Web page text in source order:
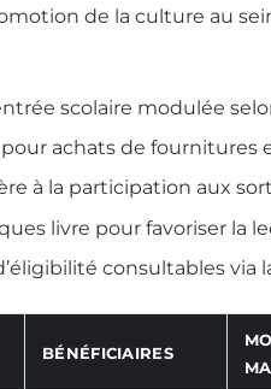
de la culture au
scolaire modulée
achats de fournitures
à la participation aux
livre pour favoriser la
consultables via
BÉNÉFICIAIRES